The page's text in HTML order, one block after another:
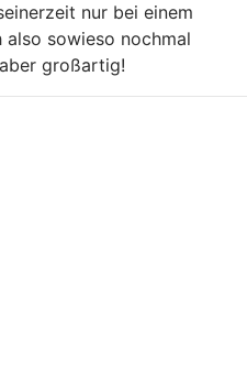
nur bei einem
also sowieso nochmal
großartig!